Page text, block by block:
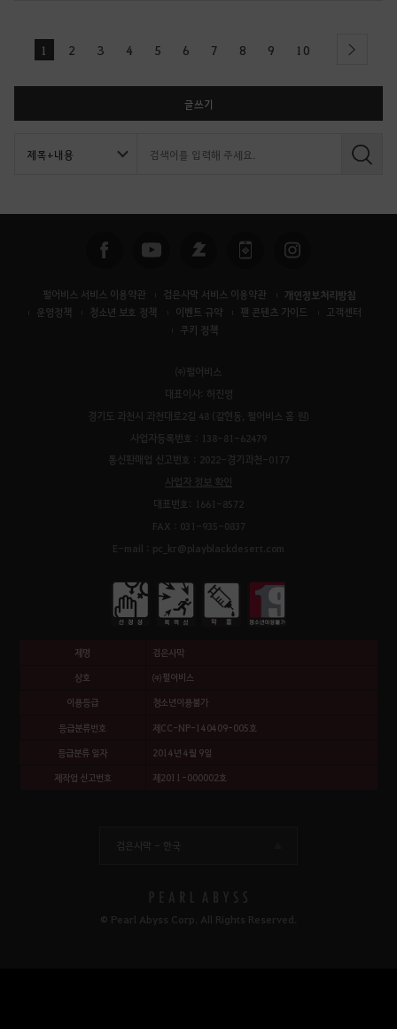
1 2 3 4 5 6 7 8 9 10 next
글쓰기
검
펄어비스 서비스 이용약관 검은사막 서비스 이용약관 개인정보처리방침
운영정책 청소년 보호 정책 이벤트 규약 팬 콘텐츠 가이드
고객센터
쿠키 정책
㈜펄어비스
대표이사: 허진영
경기도 과천시 과천대로2길 48 (갈현동, 펄어비스 홈 원)
사업자등록번호 : 138-81-62479
통신판매업 신고번호 : 2022-경기과천-0177
사업자 정보 확인
대표번호: 1661-8572
FAX : 031-935-0837
E-mail : pc_kr@playblackdesert.com
제명 검은사막
상호 ㈜펄어비스
이용등급 청소년이용불가
등급분류번호 제CC-NP-140409-005호
등급분류 일자 2014년 4월 9일
제작업 신고번호 제2011-000002호
검은사막 - 한국
© Pearl Abyss Corp. All Rights Reserved.